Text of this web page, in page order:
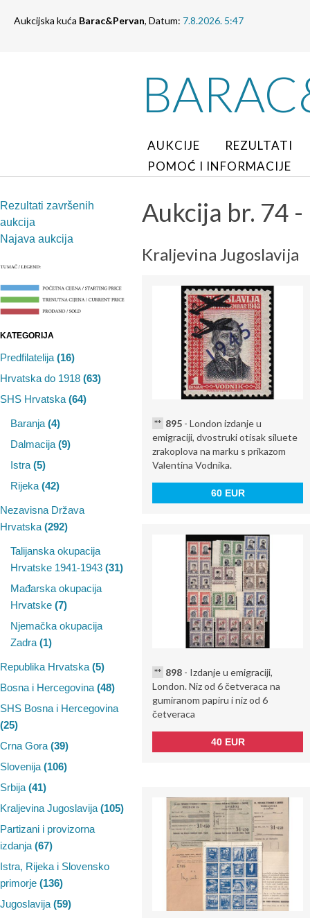
Aukcijska kuća Barac&Pervan, Datum: 7.8.2026. 5:47
AUKCIJE
REZULTATI
POMOĆ I INFORMACIJE
Rezultati završenih
aukcija
Najava aukcija
KATEGORIJA
Predfilatelija (16)
Hrvatska do 1918 (63)
SHS Hrvatska (64)
Baranja (4)
Dalmacija (9)
Istra (5)
Rijeka (42)
Nezavisna Država
Hrvatska (292)
Talijanska okupacija
Hrvatske 1941-1943 (31)
Mađarska okupacija
Hrvatske (7)
Njemačka okupacija
Zadra (1)
Republika Hrvatska (5)
Bosna i Hercegovina (48)
SHS Bosna i Hercegovina
(25)
Crna Gora (39)
Slovenija (106)
Srbija (41)
Kraljevina Jugoslavija (105)
Partizani i provizorna
izdanja (67)
Istra, Rijeka i Slovensko
primorje (136)
Jugoslavija (59)
Aukcija br. 74
Kraljevina Jugoslavija
** 895 - London izdanje u
emigraciji, dvostruki otisak siluete
zrakoplova na marku s prikazom
Valentina Vodnika.
60 EUR
** 898 - Izdanje u emigraciji,
London. Niz od 6 četveraca na
gumiranom papiru i niz od 6
četveraca
40 EUR